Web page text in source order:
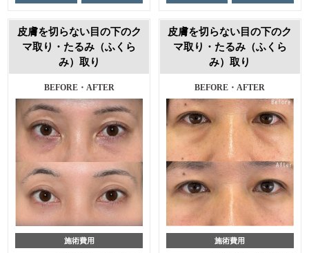
皮膚を切らない目の下のク
マ取り・たるみ（ふくら
み）取り
BEFORE・AFTER
施術費用
皮膚を切らない目の下のク
マ取り・たるみ（ふくら
み）取り
BEFORE・AFTER
施術費用